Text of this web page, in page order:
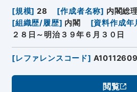
[規模] 28 [作成者名称] 内閣総
[組織歴/履歴] 内閣 [資料作成年
２８日～明治３９年６月３０日
[レファレンスコード]
閲覧